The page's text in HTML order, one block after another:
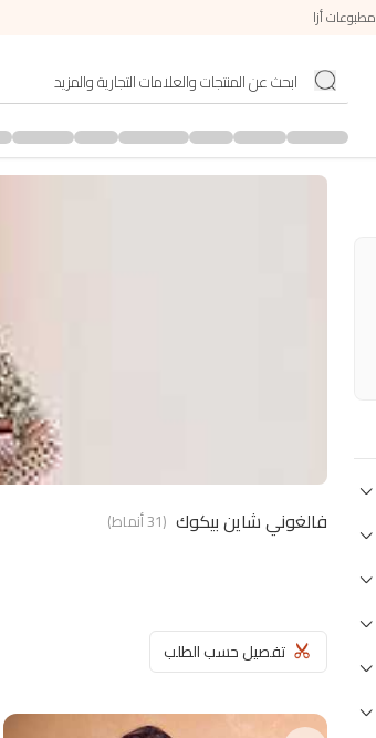
مطبوعات أزا
فالغوني شاين بيكوك (
31أنماط)
تفصيل حسب الطلب